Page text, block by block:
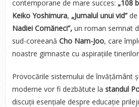
contemporane de mare succes: „108
Keiko Yoshimura, „Jurnalul unui vid”de
Nadiei Comăneci”, un roman semnat
sud-coreeană Cho Nam-Joo, care
noastre gimnaste cu aspirațiile
Provocările sistemului de învățământ
moderne vor fi dezbătute la standul
discuții esențiale despre educație